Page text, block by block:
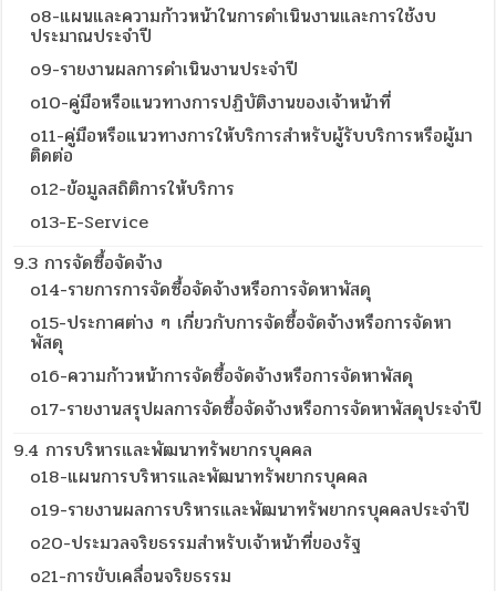
o8-แผนและความก้าวหน้าในการดำเนินงานและการใช้งบ
ประมาณประจำปี
o9-รายงานผลการดำเนินงานประจำปี
o10-คู่มือหรือแนวทางการปฏิบัติงานของเจ้าหน้าที่
o11-คู่มือหรือแนวทางการให้บริการสำหรับผู้รับบริการหรือผู้มา
ติดต่อ
o12-ข้อมูลสถิติการให้บริการ
o13-E-Service
9.3 การจัดซื้อจัดจ้าง
o14-รายการการจัดซื้อจัดจ้างหรือการจัดหาพัสดุ
o15-ประกาศต่าง ๆ เกี่ยวกับการจัดซื้อจัดจ้างหรือการจัดหา
พัสดุ
o16-ความก้าวหน้าการจัดซื้อจัดจ้างหรือการจัดหาพัสดุ
o17-รายงานสรุปผลการจัดซื้อจัดจ้างหรือการจัดหาพัสดุประจำปี
9.4 การบริหารและพัฒนาทรัพยากรบุคคล
o18-แผนการบริหารและพัฒนาทรัพยากรบุคคล
o19-รายงานผลการบริหารและพัฒนาทรัพยากรบุคคลประจำปี
o20-ประมวลจริยธรรมสำหรับเจ้าหน้าที่ของรัฐ
o21-การขับเคลื่อนจริยธรรม